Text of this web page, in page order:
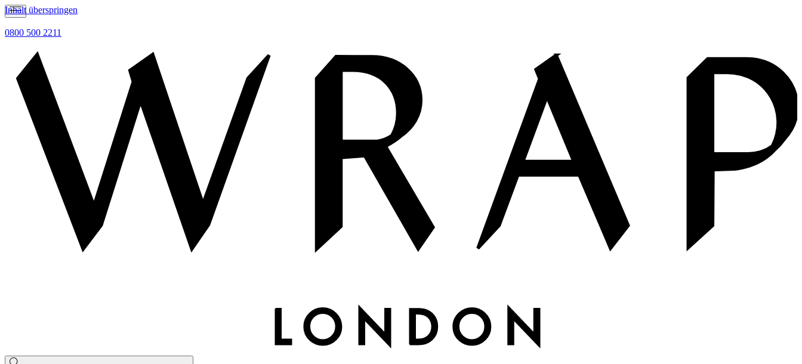
Inhalt überspringen
0800 500 2211